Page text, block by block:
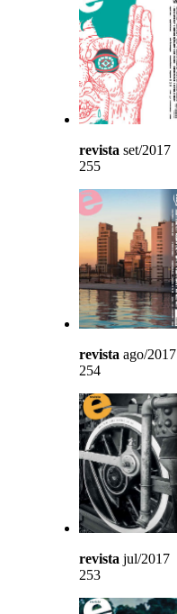
revista set/2017
255
revista ago/2017
254
revista jul/2017
253